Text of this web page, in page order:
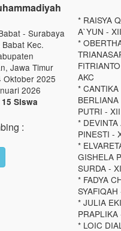
- Surabaya
Kec.
Jawa Timur
Oktober 2025
2026
Siswa
:
* RAISYA
A`YUN -
*
AKC
* CANTIKA
PUTRI -
* DEVINTA
PINESTI -
*
GISHELA
SURDA -
* FADYA
* JULIA
* LOIC